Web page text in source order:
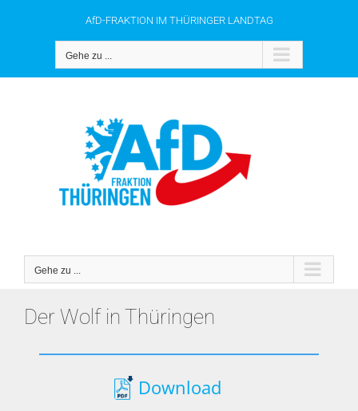
AfD-FRAKTION IM THÜRINGER LANDTAG
Gehe zu ...
Gehe zu ...
Der Wolf in Thüringen
Download